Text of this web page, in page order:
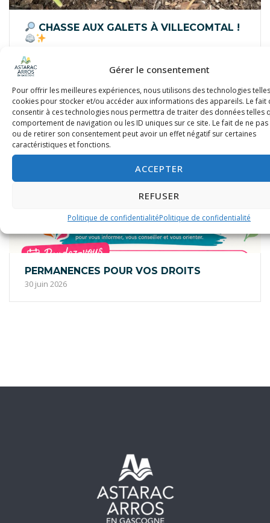
Gérer le consentement
Pour offrir les meilleures expériences, nous utilisons des technologies
cookies pour stocker et/ou accéder aux informations des appareils. Le fait
consentir à ces technologies nous permettra de traiter des données telles
comportement de navigation ou les ID uniques sur ce site. Le fait de ne
ou de retirer son consentement peut avoir un effet négatif sur certaines
caractéristiques et fonctions.
ACCEPTER
REFUSER
Politique de confidentialitéPolitique de confidentialité
CHASSE AUX GALETS À VILLECOMTAL !
PERMANENCES POUR VOS DROITS
30 juin 2026